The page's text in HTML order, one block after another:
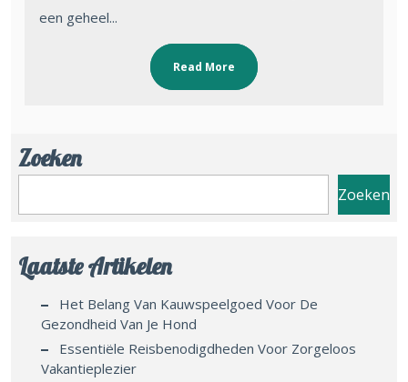
een geheel...
Read More
Zoeken
Zoeken
Laatste Artikelen
Het Belang Van Kauwspeelgoed Voor De
Gezondheid Van Je Hond
Essentiële Reisbenodigdheden Voor Zorgeloos
Vakantieplezier